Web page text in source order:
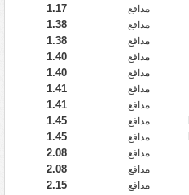
مدافع
1.17
مدافع
1.38
مدافع
1.38
مدافع
1.40
مدافع
1.40
مدافع
1.41
مدافع
1.41
مدافع
1.45
مدافع
1.45
مدافع
2.08
مدافع
2.08
مدافع 2.15